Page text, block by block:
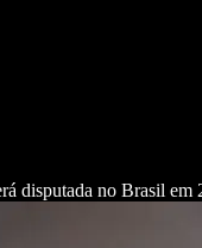
disputada no Brasil em